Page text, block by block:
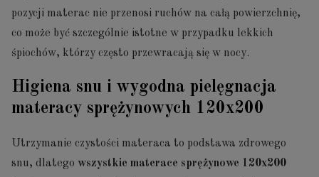
pozycji materac nie przenosi ruchów na całą powierzchnię,
co może być szczególnie istotne w przypadku lekkich
śpiochów, którzy często przewracają się w nocy.
Higiena snu i wygodna pielęgnacja
materacy sprężynowych 120x200
Utrzymanie czystości materaca to podstawa zdrowego
snu, dlatego wszystkie materace sprężynowe 120x200